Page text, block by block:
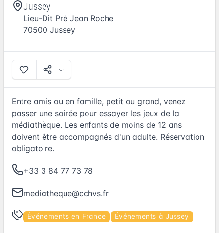
Jussey
Lieu-Dit Pré Jean Roche
70500 Jussey
Entre amis ou en famille, petit ou grand, venez
passer une soirée pour essayer les jeux de la
médiathèque. Les enfants de moins de 12 ans
doivent être accompagnés d'un adulte. Réservation
obligatoire.
+33 3 84 77 73 78
mediatheque@cchvs.fr
Événements en France Événements à Jussey